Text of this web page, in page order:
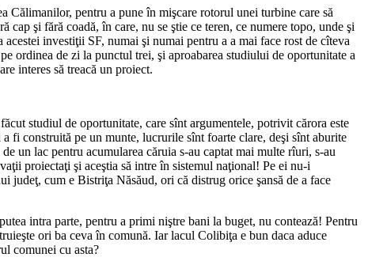
Călimanilor, pentru a pune în mişcare rotorul unei turbine care să
şi fără coadă, în care, nu se ştie ce teren, ce numere topo, unde şi
investiţii SF, numai şi numai pentru a a mai face rost de cîteva
ordinea de zi la punctul trei, şi aproabarea studiului de oportunitate a
interes să treacă un proiect.
studiul de oportunitate, care sînt argumentele, potrivit cărora este
fi construită pe un munte, lucrurile sînt foarte clare, deşi sînt aburite
un lac pentru acumularea căruia s-au captat mai multe rîuri, s-au
proiectaţi şi aceştia să intre în sistemul naţional! Pe ei nu-i
judeţ, cum e Bistriţa Năsăud, ori că distrug orice şansă de a face
intra parte, pentru a primi niştre bani la buget, nu contează! Pentru
ori ba ceva în comună. Iar lacul Colibiţa e bun daca aduce
comunei cu asta?